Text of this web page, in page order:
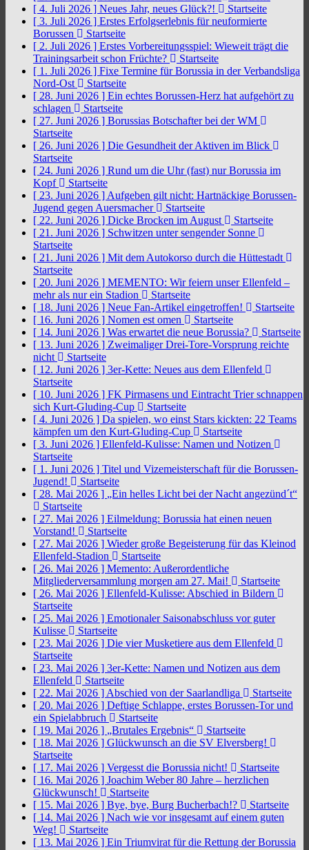
[ 4. Juli 2026 ] Neues Jahr, neues Glück?!
Startseite
[ 3. Juli 2026 ] Erstes Erfolgserlebnis für neuformierte
Borussen
Startseite
[ 2. Juli 2026 ] Erstes Vorbereitungsspiel: Wieweit trägt die
Trainingsarbeit schon Früchte?
Startseite
[ 1. Juli 2026 ] Fixe Termine für Borussia in der Verbandsliga
Nord-Ost
Startseite
[ 28. Juni 2026 ] Ein echtes Borussen-Herz hat aufgehört zu
schlagen
Startseite
[ 27. Juni 2026 ] Borussias Botschafter bei der WM
Startseite
[ 26. Juni 2026 ] Die Gesundheit der Aktiven im Blick
Startseite
[ 24. Juni 2026 ] Rund um die Uhr (fast) nur Borussia im
Kopf
Startseite
[ 23. Juni 2026 ] Aufgeben gilt nicht: Hartnäckige Borussen-
Jugend gegen Auersmacher
Startseite
[ 22. Juni 2026 ] Dicke Brocken im August
Startseite
[ 21. Juni 2026 ] Schwitzen unter sengender Sonne
Startseite
[ 21. Juni 2026 ] Mit dem Autokorso durch die Hüttestadt
Startseite
[ 20. Juni 2026 ] MEMENTO: Wir feiern unser Ellenfeld –
mehr als nur ein Stadion
Startseite
[ 18. Juni 2026 ] Neue Fan-Artikel eingetroffen!
Startseite
[ 16. Juni 2026 ] Nomen est omen
Startseite
[ 14. Juni 2026 ] Was erwartet die neue Borussia?
Startseite
[ 13. Juni 2026 ] Zweimaliger Drei-Tore-Vorsprung reichte
nicht
Startseite
[ 12. Juni 2026 ] 3er-Kette: Neues aus dem Ellenfeld
Startseite
[ 10. Juni 2026 ] FK Pirmasens und Eintracht Trier schnappen
sich Kurt-Gluding-Cup
Startseite
[ 4. Juni 2026 ] Da spielen, wo einst Stars kickten: 22 Teams
kämpfen um den Kurt-Gluding-Cup
Startseite
[ 3. Juni 2026 ] Ellenfeld-Kulisse: Namen und Notizen
Startseite
[ 1. Juni 2026 ] Titel und Vizemeisterschaft für die Borussen-
Jugend!
Startseite
[ 28. Mai 2026 ] „Ein helles Licht bei der Nacht angezünd´t“
Startseite
[ 27. Mai 2026 ] Eilmeldung: Borussia hat einen neuen
Vorstand!
Startseite
[ 27. Mai 2026 ] Wieder große Begeisterung für das Kleinod
Ellenfeld-Stadion
Startseite
[ 26. Mai 2026 ] Memento: Außerordentliche
Mitgliederversammlung morgen am 27. Mai!
Startseite
[ 26. Mai 2026 ] Ellenfeld-Kulisse: Abschied in Bildern
Startseite
[ 25. Mai 2026 ] Emotionaler Saisonabschluss vor guter
Kulisse
Startseite
[ 23. Mai 2026 ] Die vier Musketiere aus dem Ellenfeld
Startseite
[ 23. Mai 2026 ] 3er-Kette: Namen und Notizen aus dem
Ellenfeld
Startseite
[ 22. Mai 2026 ] Abschied von der Saarlandliga
Startseite
[ 20. Mai 2026 ] Deftige Schlappe, erstes Borussen-Tor und
ein Spielabbruch
Startseite
[ 19. Mai 2026 ] „Brutales Ergebnis“
Startseite
[ 18. Mai 2026 ] Glückwunsch an die SV Elversberg!
Startseite
[ 17. Mai 2026 ] Vergesst die Borussia nicht!
Startseite
[ 16. Mai 2026 ] Joachim Weber 80 Jahre – herzlichen
Glückwunsch!
Startseite
[ 15. Mai 2026 ] Bye, bye, Burg Bucherbach!?
Startseite
[ 14. Mai 2026 ] Nach wie vor insgesamt auf einem guten
Weg!
Startseite
[ 13. Mai 2026 ] Ein Triumvirat für die Rettung der Borussia